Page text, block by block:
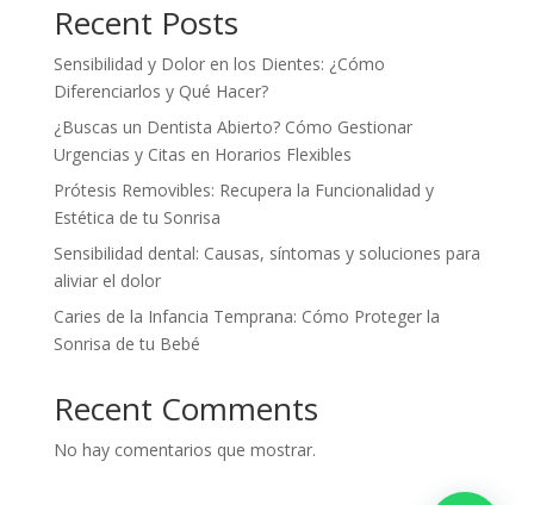
Recent Posts
Sensibilidad y Dolor en los Dientes: ¿Cómo
Diferenciarlos y Qué Hacer?
¿Buscas un Dentista Abierto? Cómo Gestionar
Urgencias y Citas en Horarios Flexibles
Prótesis Removibles: Recupera la Funcionalidad y
Estética de tu Sonrisa
Sensibilidad dental: Causas, síntomas y soluciones para
aliviar el dolor
Caries de la Infancia Temprana: Cómo Proteger la
Sonrisa de tu Bebé
Recent Comments
No hay comentarios que mostrar.